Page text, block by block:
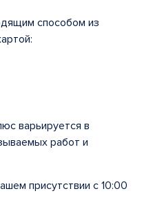
способом из
варьируется в
работ и
присутствии с 10:00